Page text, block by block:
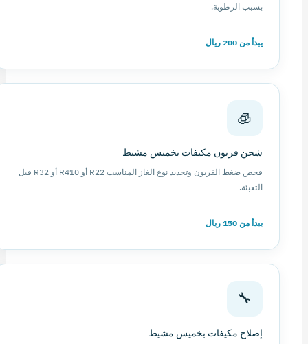
بسبب الرطوبة.
يبدأ من 200 ريال
🧊
شحن فريون مكيفات بخميس مشيط
فحص ضغط الفريون وتحديد نوع الغاز المناسب R22 أو R410 أو R32 قبل
التعبئة.
يبدأ من 150 ريال
🔧
إصلاح مكيفات بخميس مشيط